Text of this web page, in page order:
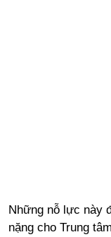
Những nỗ lực này
nặng cho Trung